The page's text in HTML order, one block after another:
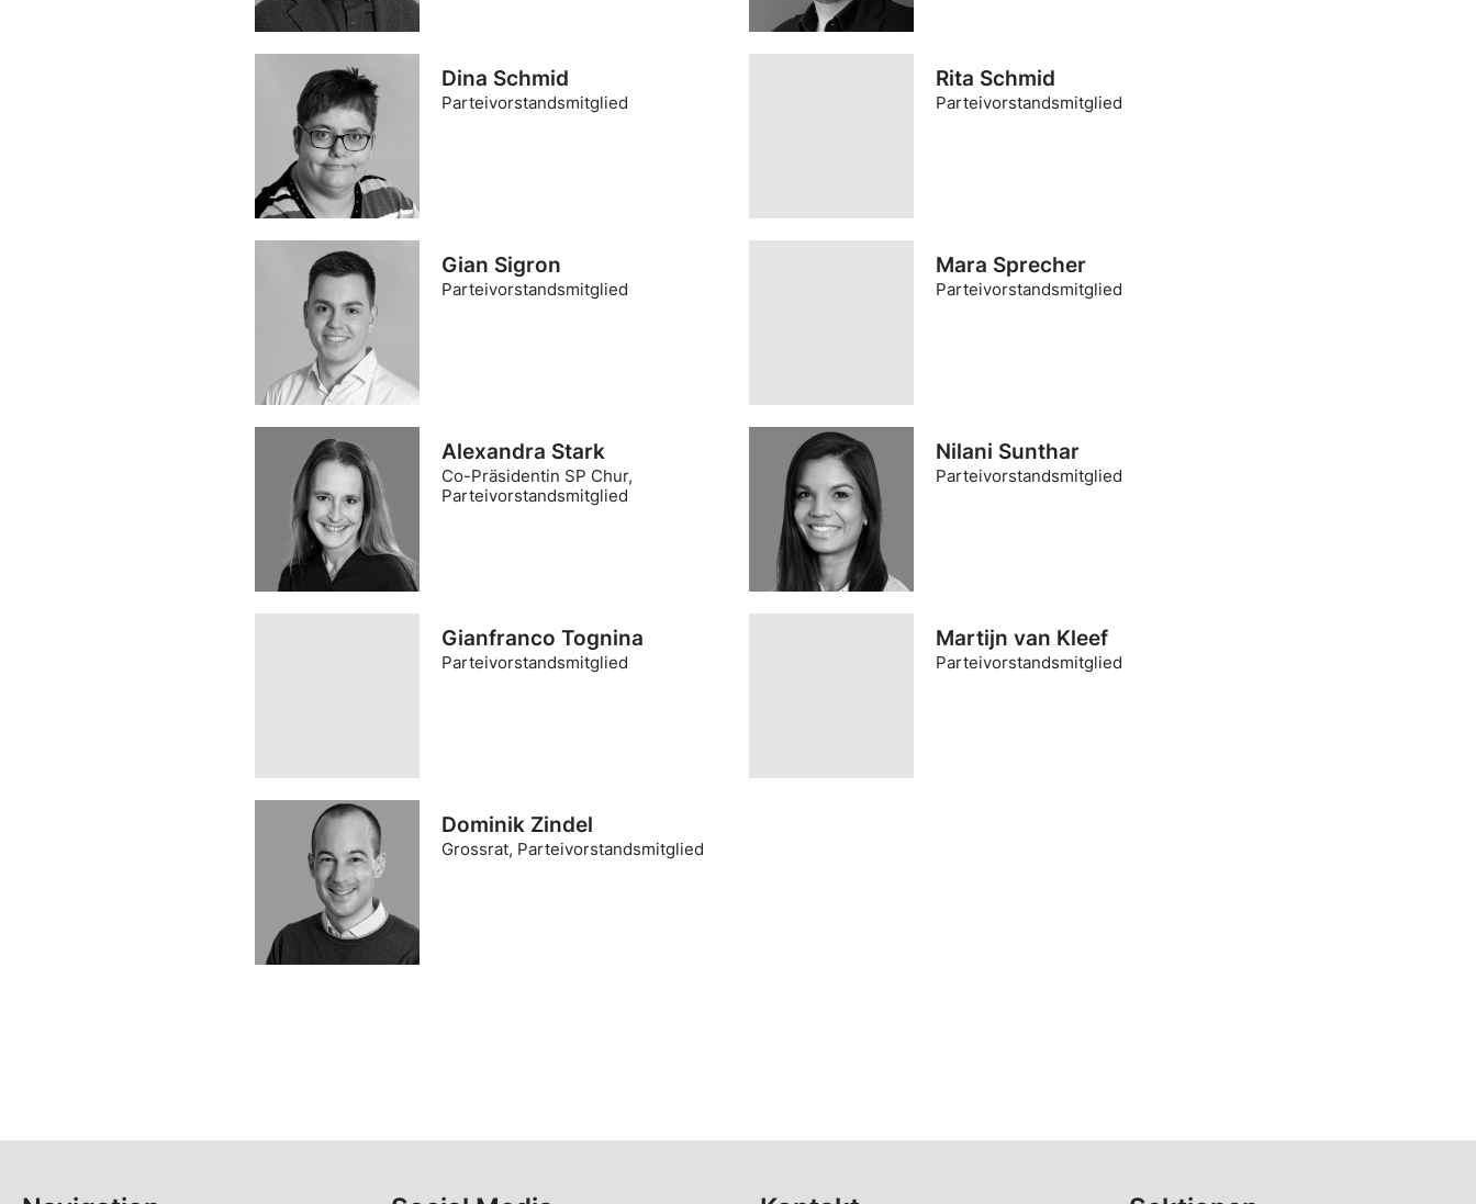
Dina Schmid
Parteivorstandsmitglied
Rita Schmid
Parteivorstandsmitglied
Gian Sigron
Parteivorstandsmitglied
Mara Sprecher
Parteivorstandsmitglied
Alexandra Stark
Co-Präsidentin SP Chur,
Parteivorstandsmitglied
Nilani Sunthar
Parteivorstandsmitglied
Gianfranco Tognina
Parteivorstandsmitglied
Martijn van Kleef
Parteivorstandsmitglied
Dominik Zindel
Grossrat, Parteivorstandsmitglied